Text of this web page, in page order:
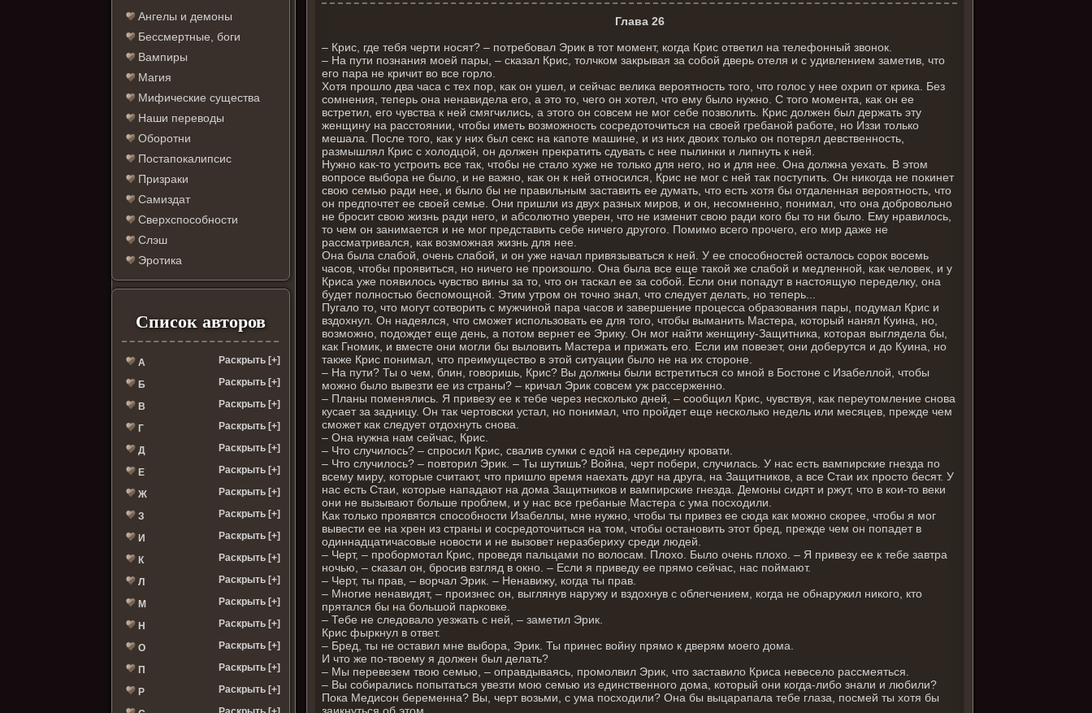
Ангелы и демоны
Бессмертные, боги
Вампиры
Магия
Мифические существа
Наши переводы
Оборотни
Постапокалипсис
Призраки
Самиздат
Сверхспособности
Слэш
Эротика
Список авторов
А Раскрыть [+]
Б Раскрыть [+]
В Раскрыть [+]
Г Раскрыть [+]
Д Раскрыть [+]
Е Раскрыть [+]
Ж Раскрыть [+]
З Раскрыть [+]
И Раскрыть [+]
К Раскрыть [+]
Л Раскрыть [+]
М Раскрыть [+]
Н Раскрыть [+]
О Раскрыть [+]
П Раскрыть [+]
Р Раскрыть [+]
Глава 26
– Крис, где тебя черти носят? – потребовал Эрик в тот момент, когда Крис ответил на телефонный звонок.
– На пути познания моей пары, – сказал Крис, толчком закрывая за собой дверь отеля и с удивлением заметив, что
его пара не кричит во все горло.
Хотя прошло два часа с тех пор, как он ушел, и сейчас велика вероятность того, что голос у нее охрип от крика. Без
сомнения, теперь она ненавидела его, а это то, чего он хотел, что ему было нужно. С того момента, как он ее
встретил, его чувства к ней смягчились, а этого он совсем не мог себе позволить. Крис должен был держать эту
женщину на расстоянии, чтобы иметь возможность сосредоточиться на своей гребаной работе, но Иззи только
мешала. После того, как у них был секс на капоте машине, и из них двоих только он потерял девственность,
размышлял Крис с холодцой, он должен прекратить сдувать с нее пылинки и липнуть к ней.
Нужно как-то устроить все так, чтобы не стало хуже не только для него, но и для нее. Она должна уехать. В этом
вопросе выбора не было, и не важно, как он к ней относился, Крис не мог с ней так поступить. Он никогда не покинет
свою семью ради нее, и было бы не правильным заставить ее думать, что есть хотя бы отдаленная вероятность, что
он предпочтет ее своей семье. Они пришли из двух разных миров, и он, несомненно, понимал, что она добровольно
не бросит свою жизнь ради него, и абсолютно уверен, что не изменит свою ради кого бы то ни было. Ему нравилось,
то чем он занимается и не мог представить себе ничего другого. Помимо всего прочего, его мир даже не
рассматривался, как возможная жизнь для нее.
Она была слабой, очень слабой, и он уже начал привязываться к ней. У ее способностей осталось сорок восемь
часов, чтобы проявиться, но ничего не произошло. Она была все еще такой же слабой и медленной, как человек, и у
Криса уже появилось чувство вины за то, что он таскал ее за собой. Если они попадут в настоящую переделку, она
будет полностью беспомощной. Этим утром он точно знал, что следует делать, но теперь...
Пугало то, что могут сотворить с мужчиной пара часов и завершение процесса образования пары, подумал Крис и
вздохнул. Он надеялся, что сможет использовать ее для того, чтобы выманить Мастера, который нанял Куина, но,
возможно, подождет еще день, а потом вернет ее Эрику. Он мог найти женщину-Защитника, которая выглядела бы,
как Гномик, и вместе они могли бы выловить Мастера и прижать его. Если им повезет, они доберутся и до Куина, но
также Крис понимал, что преимущество в этой ситуации было не на их стороне.
– На пути? Ты о чем, блин, говоришь, Крис? Вы должны были встретиться со мной в Бостоне с Изабеллой, чтобы
можно было вывезти ее из страны? – кричал Эрик совсем уж рассерженно.
– Планы поменялись. Я привезу ее к тебе через несколько дней, – сообщил Крис, чувствуя, как переутомление снова
кусает за задницу. Он так чертовски устал, но понимал, что пройдет еще несколько недель или месяцев, прежде чем
сможет как следует отдохнуть снова.
– Она нужна нам сейчас, Крис.
– Что случилось? – спросил Крис, свалив сумки с едой на середину кровати.
– Что случилось? – повторил Эрик. – Ты шутишь? Война, черт побери, случилась. У нас есть вампирские гнезда по
всему миру, которые считают, что пришло время наехать друг на друга, на Защитников, а все Стаи их просто бесят. У
нас есть Стаи, которые нападают на дома Защитников и вампирские гнезда. Демоны сидят и ржут, что в кои-то веки
они не вызывают больше проблем, и у нас все гребаные Мастера с ума посходили.
Как только проявятся способности Изабеллы, мне нужно, чтобы ты привез ее сюда как можно скорее, чтобы я мог
вывести ее на хрен из страны и сосредоточиться на том, чтобы остановить этот бред, прежде чем он попадет в
одиннадцатичасовые новости и не вызовет неразбериху среди людей.
– Черт, – пробормотал Крис, проведя пальцами по волосам. Плохо. Было очень плохо. – Я привезу ее к тебе завтра
ночью, – сказал он, бросив взгляд в окно. – Если я приведу ее прямо сейчас, нас поймают.
– Черт, ты прав, – ворчал Эрик. – Ненавижу, когда ты прав.
– Многие ненавидят, – произнес он, выглянув наружу и вздохнув с облегчением, когда не обнаружил никого, кто
прятался бы на большой парковке.
– Тебе не следовало уезжать с ней, – заметил Эрик.
Крис фыркнул в ответ.
– Бред, ты не оставил мне выбора, Эрик. Ты принес войну прямо к дверям моего дома.
И что же по-твоему я должен был делать?
– Мы перевезем твою семью, – оправдываясь, промолвил Эрик, что заставило Криса невесело рассмеяться.
– Вы собирались попытаться увезти мою семью из единственного дома, который они когда-либо знали и любили?
Пока Медисон беременна? Вы, черт возьми, с ума посходили? Она бы выцарапала тебе глаза, посмей ты хотя бы
заикнуться об этом.